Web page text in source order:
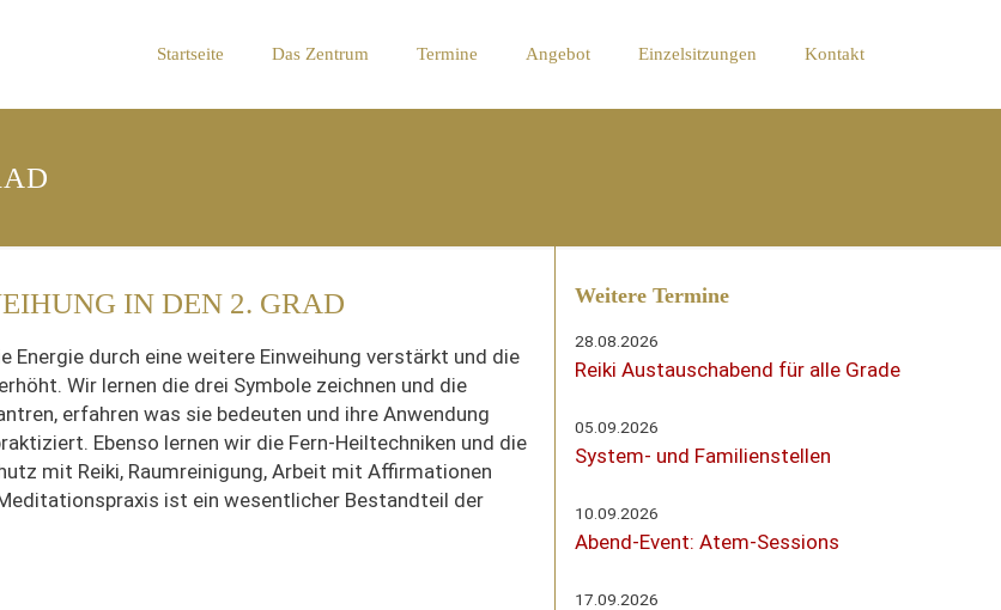
Startseite Das Zentrum Termine Angebot Einzelsitzungen Kontakt
IN DEN 2. GRAD
Energie durch eine weitere Einweihung verstärkt und die
Wir lernen die drei Symbole zeichnen und die
erfahren was sie bedeuten und ihre Anwendung
Ebenso lernen wir die Fern-Heiltechniken und die
mit Reiki, Raumreinigung, Arbeit mit Affirmationen
Meditationspraxis ist ein wesentlicher Bestandteil der
Weitere Termine
28.08.2026
Reiki Austauschabend für alle Grade
05.09.2026
System- und Familienstellen
10.09.2026
Abend-Event: Atem-Sessions
17.09.2026